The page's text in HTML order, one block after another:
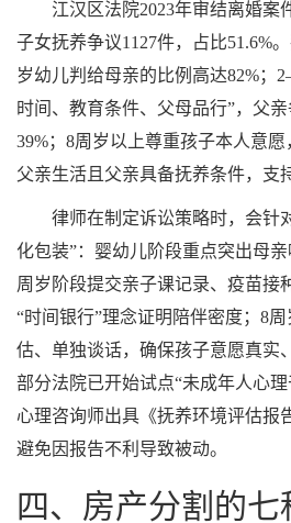
江汉区法院2023年审结离婚案
子女抚养争议1127件，占比51.6%
岁幼儿判给母亲的比例高达82%；
时间、教育条件、父母品行”，父
39%；8周岁以上尊重孩子本人意
父亲生活且父亲具备抚养条件，支
律师在制定诉讼策略时，会针
化包装”：婴幼儿阶段重点突出母
周岁阶段提交亲子课记录、疫苗接
“时间银行”理念证明陪伴密度；8
估、单独谈话，确保孩子意愿真实
部分法院已开始试点“未成年人心
心理咨询师出具《抚养环境评估报
避免因报告不利导致被动。
四、房产分割的七